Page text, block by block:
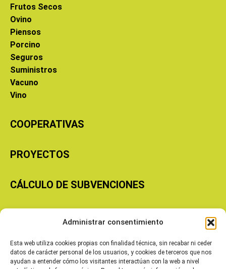
Administrar consentimiento
Esta web utiliza cookies propias con finalidad técnica, sin recabar ni ceder
datos de carácter personal de los usuarios, y cookies de terceros que nos
ayudan a entender cómo los visitantes interactúan con la web a nivel
Frutos Secos
Ovino
Piensos
Porcino
Seguros
Suministros
Vacuno
Vino
COOPERATIVAS
PROYECTOS
CÁLCULO DE SUBVENCIONES